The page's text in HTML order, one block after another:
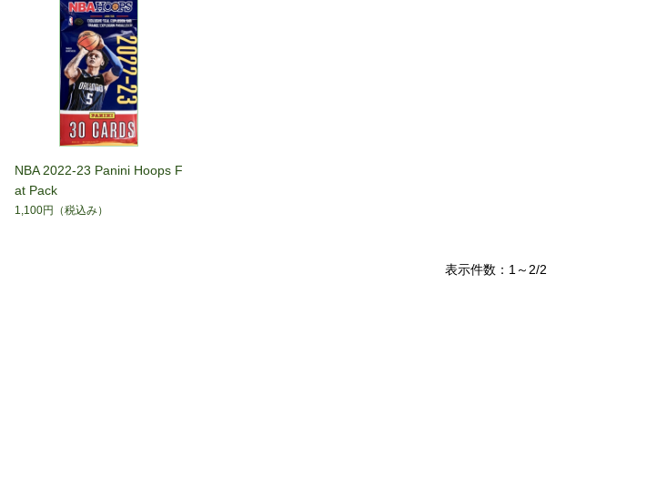
NBA 2022-23 Panini Hoops F
at Pack
1,100円 （税込み）
表示件数：1～2/2